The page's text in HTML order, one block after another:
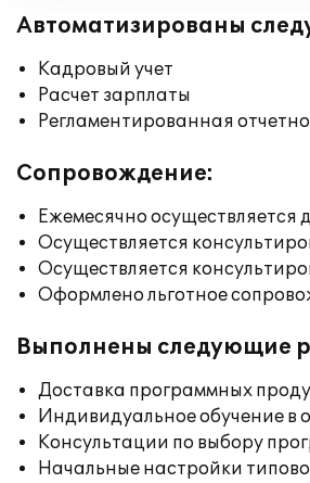
Автоматизированы
Кадровый учет
Расчет зарплаты
Регламентированная
Сопровождение:
Ежемесячно осуществляется
Осуществляется
Осуществляется
Оформлено льготное
Выполнены следующие
Доставка программных
Индивидуальное обучение в
Консультации по выбору
Начальные настройки